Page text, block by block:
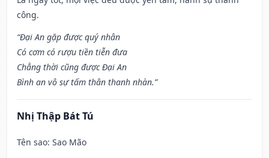
công.
“Đại An gặp được quý nhân
Có cơm có rượu tiền tiễn đưa
Chẳng thời cũng được Đại An
Bình an vô sự tấm thân thanh nhàn.”
Nhị Thập Bát Tú
Tên sao: Sao Mão